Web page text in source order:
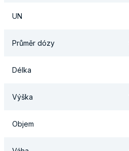
UN
Průměr dózy
Délka
Výška
Objem